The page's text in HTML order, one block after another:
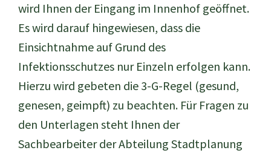
wird Ihnen der Eingang im Innenhof geöffnet.
Es wird darauf hingewiesen, dass die
Einsichtnahme auf Grund des
Infektionsschutzes nur Einzeln erfolgen kann.
Hierzu wird gebeten die 3-G-Regel (gesund,
genesen, geimpft) zu beachten. Für Fragen zu
den Unterlagen steht Ihnen der
Sachbearbeiter der Abteilung Stadtplanung